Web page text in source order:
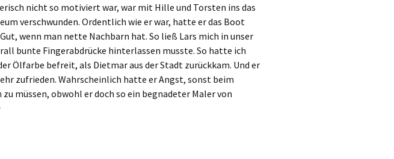
nicht so motiviert war, war mit Hille und Torsten ins das
verschwunden. Ordentlich wie er war, hatte er das Boot
wenn man nette Nachbarn hat. So ließ Lars mich in unser
bunte Fingerabdrücke hinterlassen musste. So hatte ich
Ölfarbe befreit, als Dietmar aus der Stadt zurückkam. Und er
zufrieden. Wahrscheinlich hatte er Angst, sonst beim
müssen, obwohl er doch so ein begnadeter Maler von